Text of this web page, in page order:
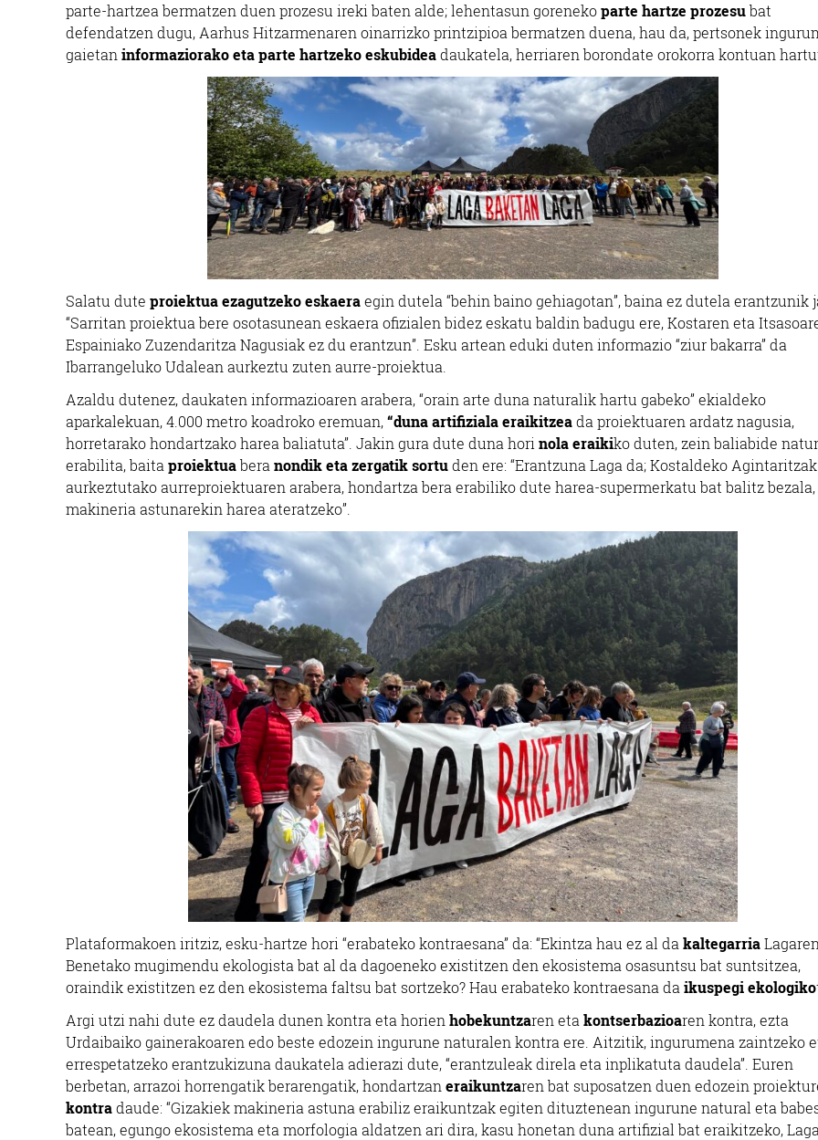
parte-hartzea bermatzen duen prozesu ireki baten alde; lehentasun gorenekoparte hartze prozesubat
defendatzen dugu, Aarhus Hitzarmenaren oinarrizko printzipioa bermatzen duena, hau da, pertsonek
gaietaninformaziorako eta parte hartzeko eskubideadaukatela, herriaren borondate orokorra kontuan
Salatu dute proiektua ezagutzeko eskaeraegin dutela “behin baino gehiagotan”, baina ez dutela erantzunik
“Sarritan proiektua bere osotasunean eskaera ofizialen bidez eskatu baldin badugu ere, Kostaren eta
Espainiako Zuzendaritza Nagusiak ez du erantzun”. Esku artean eduki duten informazio “ziur bakarra” da
Ibarrangeluko Udalean aurkeztu zuten aurre-proiektua.
Azaldu dutenez, daukaten informazioaren arabera, “orain arte duna naturalik hartu gabeko” ekialdeko
aparkalekuan, 4.000 metro koadroko eremuan,“duna artifiziala eraikitzeada proiektuaren ardatz nagusia,
horretarako hondartzako harea baliatuta”. Jakin gura dute duna hori nola eraikiko duten, zein baliabide
erabilita, baita proiektuabera nondik eta zergatik sortuden ere: “Erantzuna Laga da; Kostaldeko Agintaritzak
aurkeztutako aurreproiektuaren arabera, hondartza bera erabiliko dute harea-supermerkatu bat balitz bezala,
makineria astunarekin harea ateratzeko”.
Plataformakoen iritziz, esku-hartze hori “erabateko kontraesana” da: “Ekintza hau ez al da kaltegarria
Benetako mugimendu ekologista bat al da dagoeneko existitzen den ekosistema osasuntsu bat suntsitzea,
oraindik existitzen ez den ekosistema faltsu bat sortzeko? Hau erabateko kontraesana da ikuspegi ekologiko
Argi utzi nahi dute ez daudela dunen kontra eta horien hobekuntzaren eta kontserbazioaren kontra, ezta
Urdaibaiko gainerakoaren edo beste edozein ingurune naturalen kontra ere. Aitzitik, ingurumena zaintzeko
errespetatzeko erantzukizuna daukatela adierazi dute, “erantzuleak direla eta inplikatuta daudela”. Euren
berbetan, arrazoi horrengatik berarengatik, hondartzan eraikuntzaren bat suposatzen duen edozein
kontradaude: “Gizakiek makineria astuna erabiliz eraikuntzak egiten dituztenean ingurune natural eta
batean, egungo ekosistema eta morfologia aldatzen ari dira, kasu honetan duna artifizial bat eraikitzeko,